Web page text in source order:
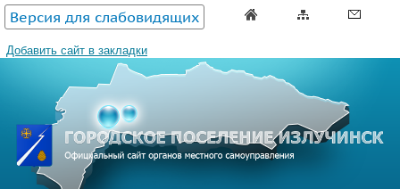
Версия для слабовидящих
Добавить сайт в закладки